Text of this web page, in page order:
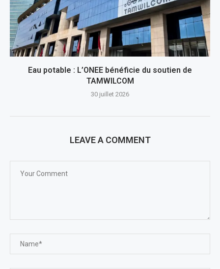
Eau potable : L’ONEE bénéficie du soutien de
TAMWILCOM
30 juillet 2026
LEAVE A COMMENT